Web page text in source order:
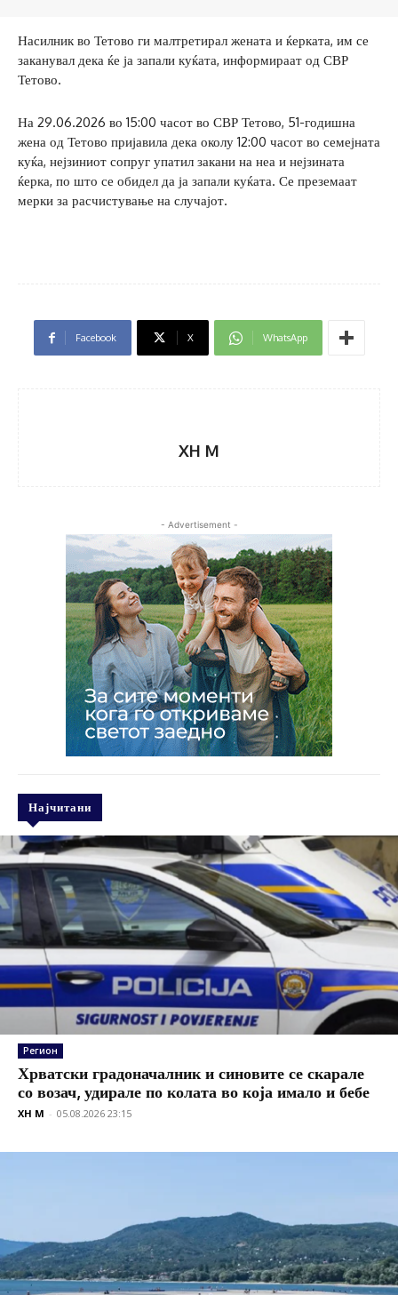
Насилник во Тетово ги малтретирал жената и ќерката, им се
заканувал дека ќе ја запали куќата, информираат од СВР
Тетово.
На 29.06.2026 во 15:00 часот во СВР Тетово, 51-годишна
жена од Тетово пријавила дека околу 12:00 часот во семејната
куќа, нејзиниот сопруг упатил закани на неа и нејзината
ќерка, по што се обидел да ја запали куќата. Се преземаат
мерки за расчистување на случајот.
Facebook X WhatsApp
XH M
- Advertisement -
Најчитани
Регион
Хрватски градоначалник и синовите се скарале
со возач, удирале по колата во која имало и бебе
XH M - 05.08.2026 23:15